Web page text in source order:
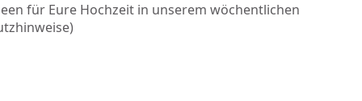
für Eure Hochzeit in unserem wöchentlichen
)